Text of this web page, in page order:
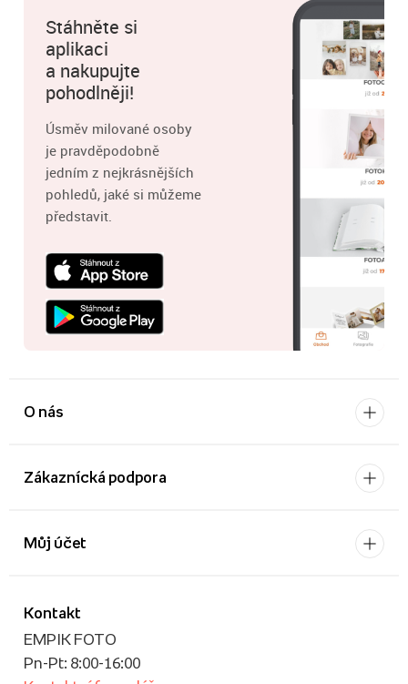
Stáhněte si
aplikaci
a nakupujte
pohodlněji!
Úsměv milované osoby
je pravděpodobně
jedním z nejkrásnějších
pohledů, jaké si můžeme
představit.
O nás
Zákaznícká podpora
Kontakt
EMPIK FOTO
Pn-Pt: 8:00-16:00
Můj účet